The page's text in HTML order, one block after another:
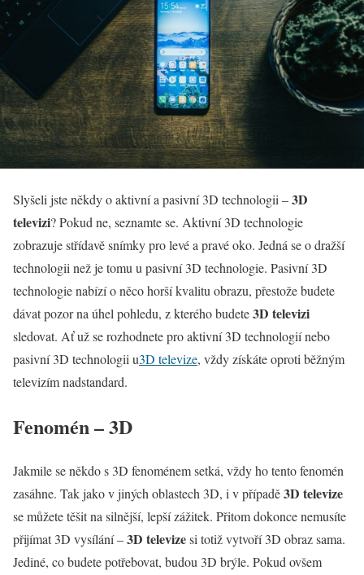
Slyšeli jste někdy o aktivní a pasivní 3D technologii –3D
televizi? Pokud ne, seznamte se. Aktivní 3D technologie
zobrazuje střídavě snímky pro levé a pravé oko. Jedná se o dražší
technologii než je tomu u pasivní 3D technologie. Pasivní 3D
technologie nabízí o něco horší kvalitu obrazu, přestože budete
dávat pozor na úhel pohledu, z kterého budete3D televizi
sledovat. Ať už se rozhodnete pro aktivní 3D technologií nebo
pasivní 3D technologii u3D televize, vždy získáte oproti běžným
televizím nadstandard.
Fenomén – 3D
Jakmile se někdo s 3D fenoménem setká, vždy ho tento fenomén
zasáhne. Tak jako v jiných oblastech 3D, i v případě3D televize
se můžete těšit na silnější, lepší zážitek. Přitom dokonce nemusíte
přijímat 3D vysílání –3D televizesi totiž vytvoří 3D obraz sama.
Jediné, co budete potřebovat, budou 3D brýle. Pokud ovšem